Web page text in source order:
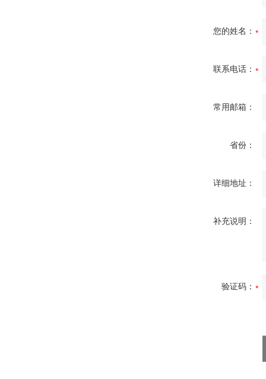
您的姓名：
联系电话：
常用邮箱：
省份：
详细地址：
补充说明：
验证码：